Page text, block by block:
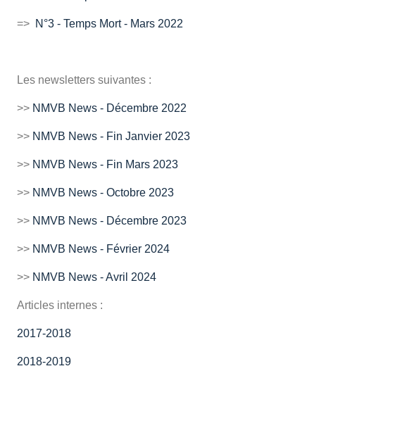
=> N°3 - Temps Mort - Mars 2022
Les newsletters suivantes :
>> NMVB News - Décembre 2022
>> NMVB News - Fin Janvier 2023
>> NMVB News - Fin Mars 2023
>> NMVB News - Octobre 2023
>> NMVB News - Décembre 2023
>> NMVB News - Février 2024
>> NMVB News - Avril 2024
Articles internes :
2017-2018
2018-2019